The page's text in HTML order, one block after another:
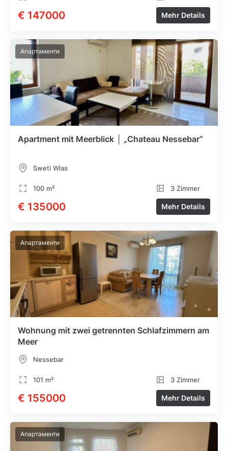
€ 147000 Mehr Details
Апартаменти
Apartment mit Meerblick │ „Chateau Nessebar“
Sweti Wlas
100 m² 3 Zimmer
€ 135000 Mehr Details
Апартаменти
Wohnung mit zwei getrennten Schlafzimmern am
Meer
Nessebar
101 m² 3 Zimmer
€ 155000 Mehr Details
Апартаменти